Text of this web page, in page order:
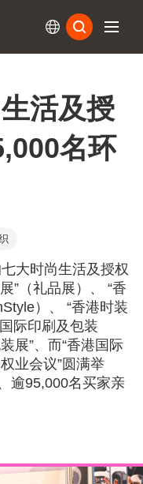
活及授
名环
大时尚生活及授权
”（礼品展）、 “香
）、 “香港时装
际印刷及包装
展”、而“香港国际
业会议”圆满举
逾95,000名买家亲